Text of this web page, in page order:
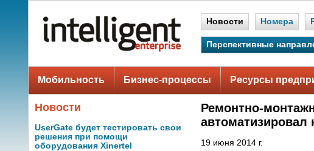
Новости Номера
Перспективные
Мобильность Бизнес-процессы Ресурсы
Новости
UserGate будет тестировать свои
решения при помощи
оборудования Xinertel
Ремонтно-
автоматизировал
19 июня 2014 г.